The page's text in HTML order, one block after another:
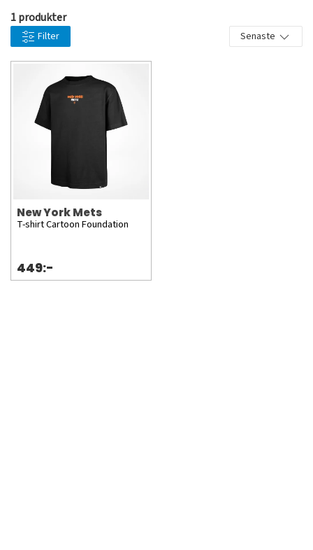
1 produkter
Filter Senaste
New York Mets
T-shirt Cartoon Foundation
449:-